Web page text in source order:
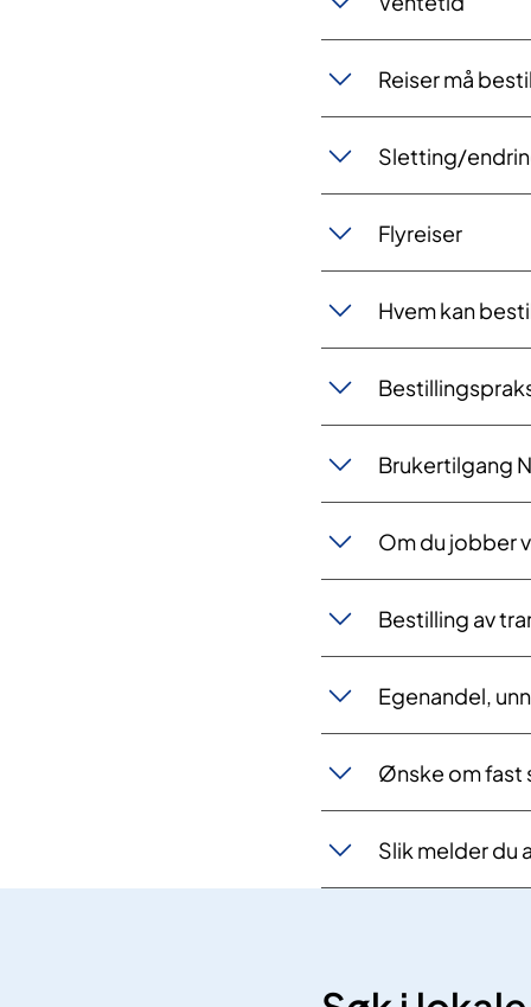
Reiser må
Sletting/
Flyreiser
Hvem kan
Brukertilgang
Om du jobber
Bestilling av
Egenandel,
Ønske om fast
Slik melder du